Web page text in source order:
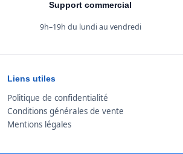
Support commercial
9h–19h du lundi au vendredi
Liens utiles
Politique de confidentialité
Conditions générales de vente
Mentions légales